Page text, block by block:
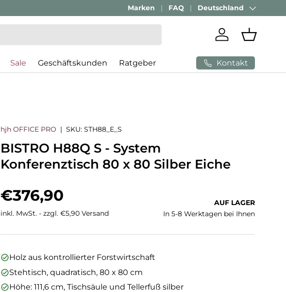
Geschäftskunden Beratung:+ 49 (0) 881 924 521
Marken FAQ Land/Region
Deutschland
Einloggen
Sale Geschäftskunden Ratgeber Kontakt
hjh OFFICE PRO |SKU: STH88_E_S
BISTRO H88Q S - System
Konferenztisch 80 x 80 Silber Eiche
Normaler Preis
€376,90
inkl. MwSt. - zzgl. €5,90 Versand
AUF LAGER
In 5-8 Werktagen bei Ihnen
Holz aus kontrollierter Forstwirtschaft
Stehtisch, quadratisch, 80 x 80 cm
Höhe: 111,6 cm, Tischsäule und Tellerfuß silber